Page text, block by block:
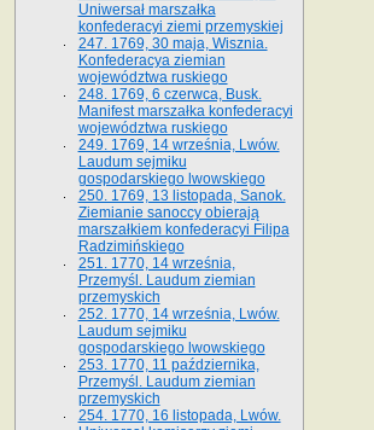
Uniwersał marszałka
konfederacyi ziemi przemyskiej
247. 1769, 30 maja, Wisznia.
Konfederacya ziemian
województwa ruskiego
248. 1769, 6 czerwca, Busk.
Manifest marszałka konfederacyi
województwa ruskiego
249. 1769, 14 września, Lwów.
Laudum sejmiku
gospodarskiego lwowskiego
250. 1769, 13 listopada, Sanok.
Ziemianie sanoccy obierają
marszałkiem konfederacyi Filipa
Radzimińskiego
251. 1770, 14 września,
Przemyśl. Laudum ziemian
przemyskich
252. 1770, 14 września, Lwów.
Laudum sejmiku
gospodarskiego lwowskiego
253. 1770, 11 października,
Przemyśl. Laudum ziemian
przemyskich
254. 1770, 16 listopada, Lwów.